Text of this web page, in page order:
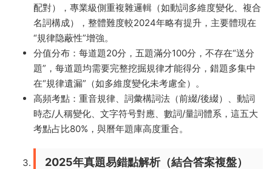
配對），專業級側重複雜邏輯（如動詞多維度變化、複合
名詞構成），整體難度較2024年略有提升，主要體現在
“規律隐蔽性”增強。
分值分布：每道題20分，五題滿分100分，不存在“送分
題”，每道題均需要完整挖掘規律才能得分，錯題多集中
在“規律遺漏”（如多維度變化未考慮全）。
高頻考點：重音規律、詞彙構詞法（前綴/後綴）、動詞
時态/人稱變化、文字符号對應、數詞/量詞體系，這五大
考點占比80%，與曆年題庫高度重合。
2025年真題易錯點解析（結合答案複盤）